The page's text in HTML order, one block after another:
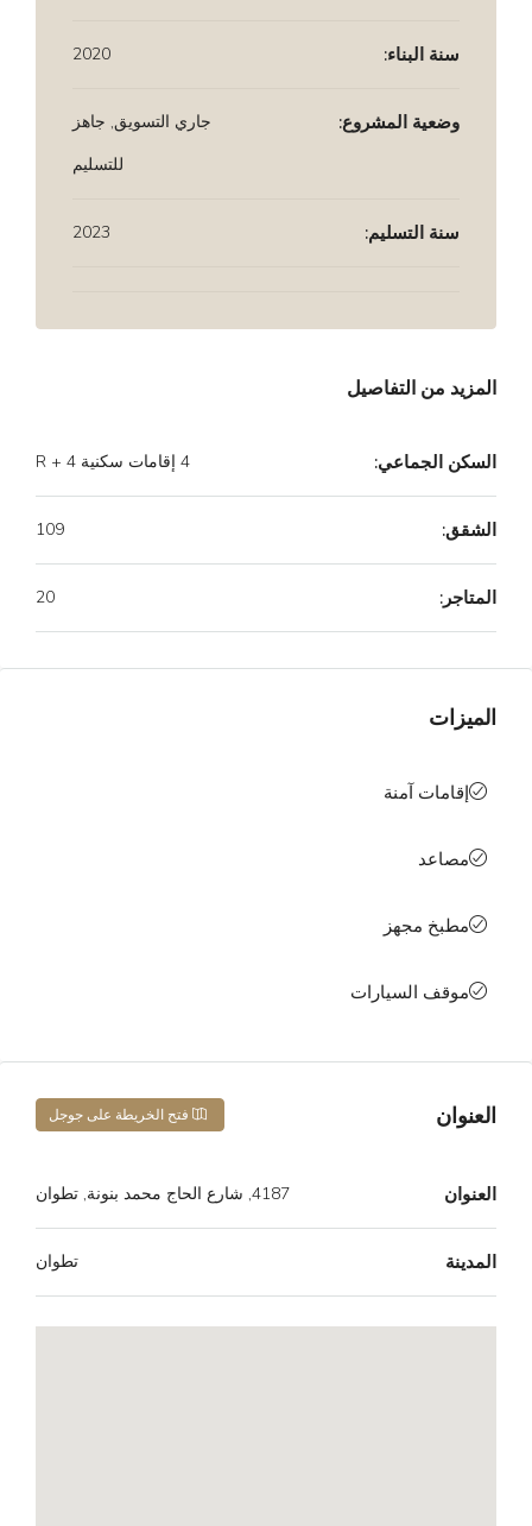
سنة البناء: 2020
وضعية المشروع:
جاري التسويق, جاهز
للتسليم
سنة التسليم: 2023
المزيد من التفاصيل
السكن الجماعي: 4 إقامات سكنية R + 4
الشقق: 109
المتاجر: 20
الميزات
إقامات آمنة
مصاعد
مطبخ مجهز
موقف السيارات
العنوان فتح الخريطة على جوجل
العنوان 4187, شارع الحاج محمد بنونة, تطوان
المدينة تطوان